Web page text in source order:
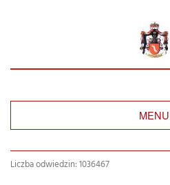
MENU
Liczba odwiedzin: 1036467